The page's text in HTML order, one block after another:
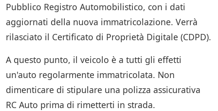
Pubblico Registro Automobilistico, con i dati
aggiornati della nuova immatricolazione. Verrà
rilasciato il Certificato di Proprietà Digitale (CDPD).
A questo punto, il veicolo è a tutti gli effetti
un'auto regolarmente immatricolata. Non
dimenticare di stipulare una polizza assicurativa
RC Auto prima di rimetterti in strada.